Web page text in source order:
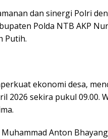
dan sinergi Polri
Polda NTB AKP
Putih.
ekonomi desa,
2026 sekira pukul 09.00.
Anton